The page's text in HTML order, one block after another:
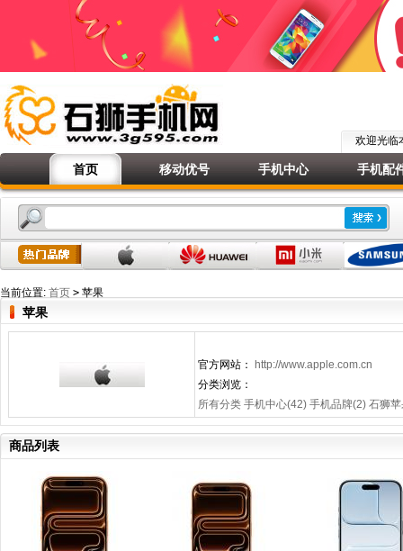
欢迎光
首页 移动优号 手机中心 手机配
当前位置: 首页 > 苹果
苹果
官方网站：
http://www.apple.com.cn
分类浏览：
所有分类 手机中心(42) 手机品牌(2) 石狮
商品列表